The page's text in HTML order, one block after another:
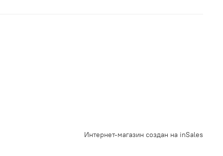
Интернет-магазин создан на inSales